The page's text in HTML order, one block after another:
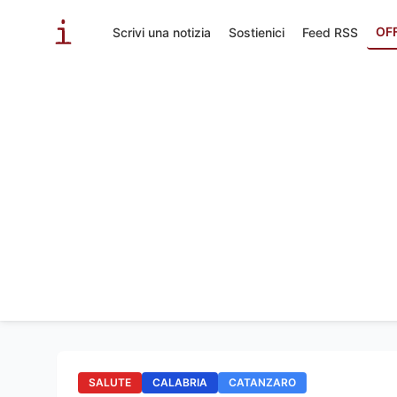
Scrivi una notizia Sostienici Feed RSS
SALUTE CALABRIA CATANZARO